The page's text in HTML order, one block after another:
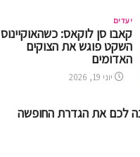
יעדים
קאבו סן לוקאס: כשהאוקיינוס
השקט פוגש את הצוקים
האדומים
יוני 19, 2026
לכם את הגדרת החופשה